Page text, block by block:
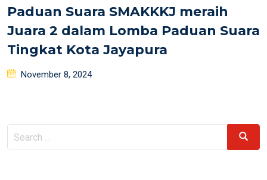
Paduan Suara SMAKKKJ meraih
Juara 2 dalam Lomba Paduan Suara
Tingkat Kota Jayapura
Posted
November 8, 2024
Search
for:
Search